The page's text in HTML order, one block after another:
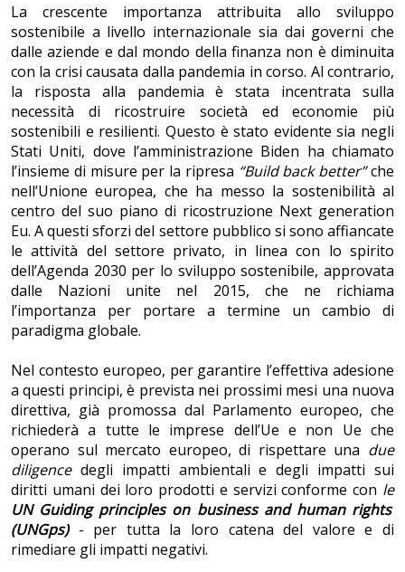
La crescente importanza attribuita allo sviluppo
sostenibile a livello internazionale sia dai governi che
dalle aziende e dal mondo della finanza non è diminuita
con la crisi causata dalla pandemia in corso. Al contrario,
la risposta alla pandemia è stata incentrata sulla
necessità di ricostruire società ed economie più
sostenibili e resilienti. Questo è stato evidente sia negli
Stati Uniti, dove l’amministrazione Biden ha chiamato
l’insieme di misure per la ripresa “Build back better”che
nell’Unione europea, che ha messo la sostenibilità al
centro del suo piano di ricostruzione Next generation
Eu. A questi sforzi del settore pubblico si sono affiancate
le attività del settore privato, in linea con lo spirito
dell’Agenda 2030 per lo sviluppo sostenibile, approvata
dalle Nazioni unite nel 2015, che ne richiama
l’importanza per portare a termine un cambio di
paradigma globale.
Nel contesto europeo, per garantire l’effettiva adesione
a questi principi, è prevista nei prossimi mesi una nuova
direttiva, già promossa dal Parlamento europeo, che
richiederà a tutte le imprese dell’Ue e non Ue che
operano sul mercato europeo, di rispettare una due
diligencedegli impatti ambientali e degli impatti sui
diritti umani dei loro prodotti e servizi conforme con le
UN Guiding principles on business and human rights
(UNGps)- per tutta la loro catena del valore e di
rimediare gli impatti negativi.